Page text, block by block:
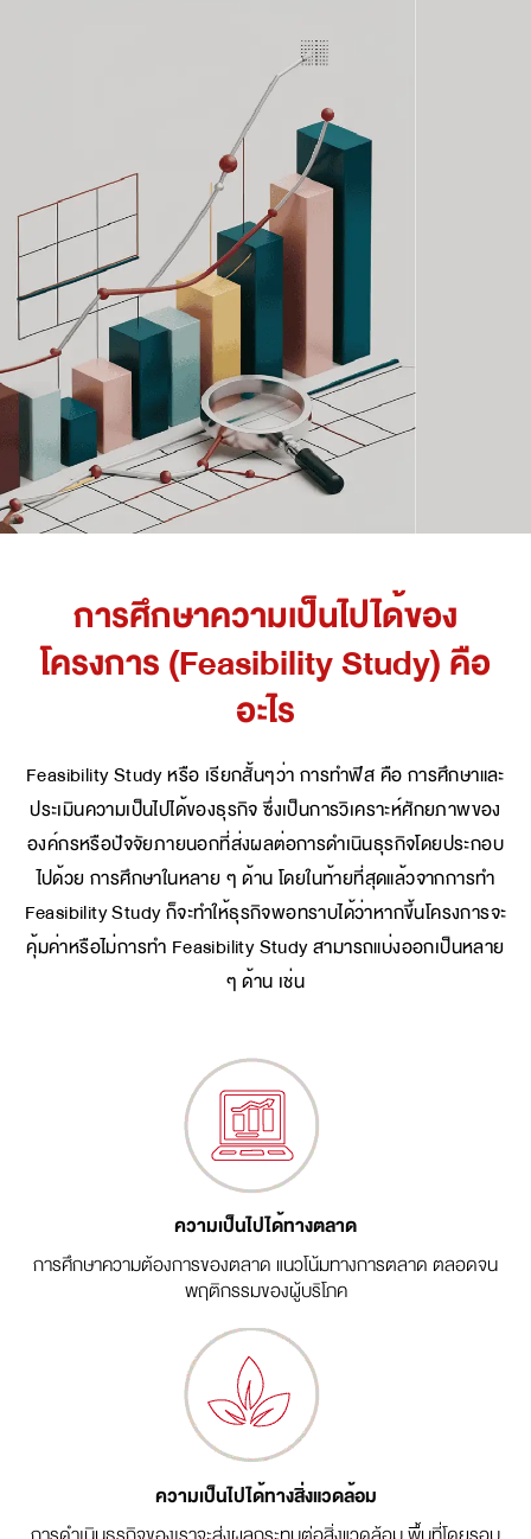
การศึกษาความเป็นไปได้ของ
โครงการ (Feasibility Study) คือ
อะไร
Feasibility Study หรือ เรียกสั้นๆว่า การทำฟีส คือ การศึกษาและ
ประเมินความเป็นไปได้ของธุรกิจ ซึ่งเป็นการวิเคราะห์ศักยภาพของ
องค์กรหรือปัจจัยภายนอกที่ส่งผลต่อการดำเนินธุรกิจโดยประกอบ
ไปด้วย การศึกษาในหลาย ๆ ด้าน โดยในท้ายที่สุดแล้วจากการทำ
Feasibility Study ก็จะทำให้ธุรกิจพอทราบได้ว่าหากขึ้นโครงการจะ
คุ้มค่าหรือไม่การทำ Feasibility Study สามารถแบ่งออกเป็นหลาย
ๆ ด้าน เช่น
ความเป็นไปได้ทางตลาด
การศึกษาความต้องการของตลาด แนวโน้มทางการตลาด ตลอดจน
พฤติกรรมของผู้บริโภค
ความเป็นไปได้ทางสิ่งแวดล้อม